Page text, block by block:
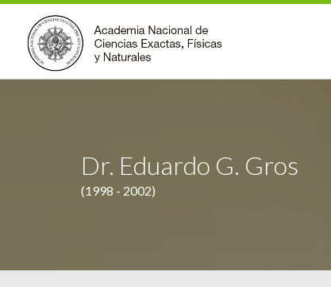
Dr. Eduardo G. Gros
(1998 - 2002)